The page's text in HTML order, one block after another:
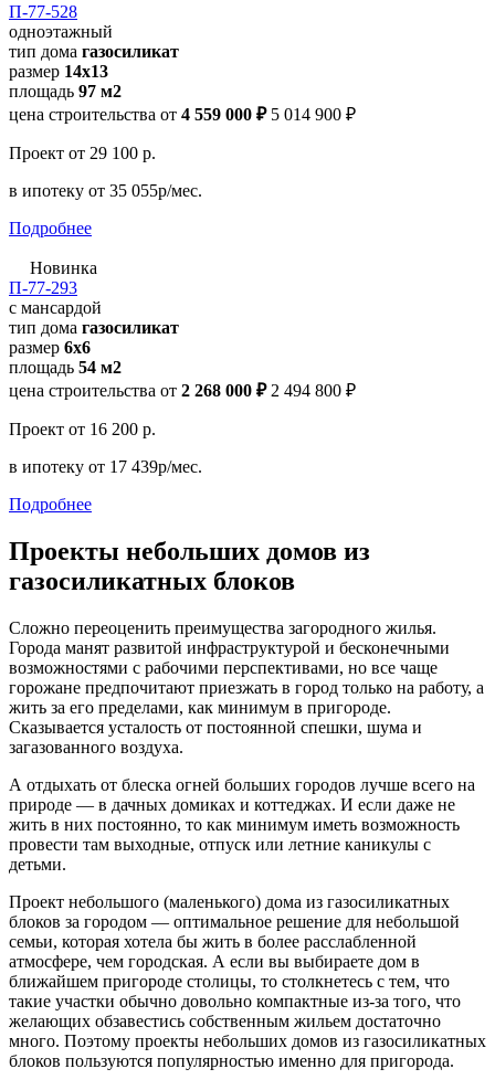
П-77-528
одноэтажный
тип дома газосиликат
размер 14х13
площадь 97 м2
цена строительства от 4 559 000 ₽ 5 014 900 ₽
Проект от 29 100 р.
в ипотеку от 35 055р/мес.
Подробнее
Новинка
П-77-293
с мансардой
тип дома газосиликат
размер 6x6
площадь 54 м2
цена строительства от 2 268 000 ₽ 2 494 800 ₽
Проект от 16 200 р.
в ипотеку от 17 439р/мес.
Подробнее
Проекты небольших домов из
газосиликатных блоков
Сложно переоценить преимущества загородного жилья.
Города манят развитой инфраструктурой и бесконечными
возможностями с рабочими перспективами, но все чаще
горожане предпочитают приезжать в город только на работу, а
жить за его пределами, как минимум в пригороде.
Сказывается усталость от постоянной спешки, шума и
загазованного воздуха.
А отдыхать от блеска огней больших городов лучше всего на
природе — в дачных домиках и коттеджах. И если даже не
жить в них постоянно, то как минимум иметь возможность
провести там выходные, отпуск или летние каникулы с
детьми.
Проект небольшого (маленького) дома из газосиликатных
блоков за городом — оптимальное решение для небольшой
семьи, которая хотела бы жить в более расслабленной
атмосфере, чем городская. А если вы выбираете дом в
ближайшем пригороде столицы, то столкнетесь с тем, что
такие участки обычно довольно компактные из-за того, что
желающих обзавестись собственным жильем достаточно
много. Поэтому проекты небольших домов из газосиликатных
блоков пользуются популярностью именно для пригорода.